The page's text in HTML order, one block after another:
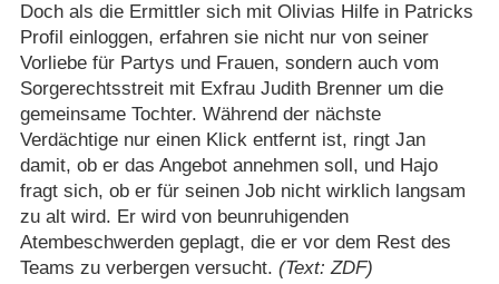
Doch als die Ermittler sich mit Olivias Hilfe in Patricks
Profil einloggen, erfahren sie nicht nur von seiner
Vorliebe für Partys und Frauen, sondern auch vom
Sorgerechtsstreit mit Exfrau Judith Brenner um die
gemeinsame Tochter. Während der nächste
Verdächtige nur einen Klick entfernt ist, ringt Jan
damit, ob er das Angebot annehmen soll, und Hajo
fragt sich, ob er für seinen Job nicht wirklich langsam
zu alt wird. Er wird von beunruhigenden
Atembeschwerden geplagt, die er vor dem Rest des
Teams zu verbergen versucht. (Text: ZDF)